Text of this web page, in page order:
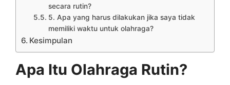
secara rutin?
5. Apa yang harus dilakukan jika saya tidak
memiliki waktu untuk olahraga?
Kesimpulan
Apa Itu Olahraga Rutin?